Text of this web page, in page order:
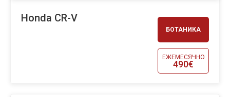
БОТАНИКА
ЕЖЕМЕСЯЧНО
490€
Honda CR-V